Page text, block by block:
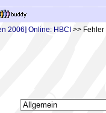
2006] Online: HBCI >>